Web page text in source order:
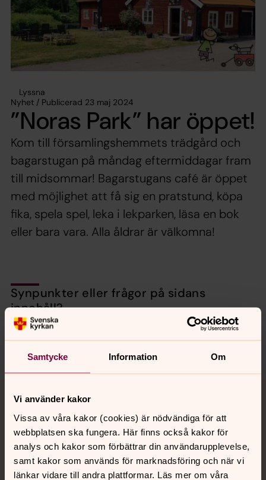
Samtycke Information Om
Vi använder kakor
Vissa av våra kakor (cookies) är nödvändiga för att
webbplatsen ska fungera. Här finns också kakor för
analys och kakor som förbättrar din användarupplevelse,
samt kakor som används för marknadsföring och när vi
länkar vidare till andra plattformar. Läs mer om våra
Lyssna
Nyhet / Publicerad 23 maj 2024
”Noras Park” har öppet!
Kom till församlingshemmets trädgård och
bagarstugan på måndag eftermiddagar fram
till midsommar! Bagarstugans café är öppet
med möjlighet att få sig en pratstund, köpa
fika, spela spel, leka i lekparken, läsa en bok
eller bara vara. Alla åldrar är välkomna!
Synpunkter eller frågor på sidans
innehåll?
nora.tarnsjo.forsamling@svenskakyrkan.se
Kontakt